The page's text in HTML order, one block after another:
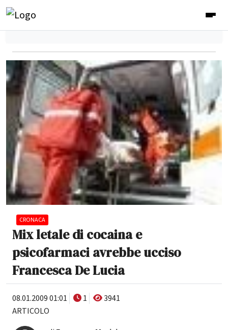
CRONACA
Mix letale di cocaina e
psicofarmaci avrebbe ucciso
Francesca De Lucia
08.01.2009 01:01 1
3941
ARTICOLO